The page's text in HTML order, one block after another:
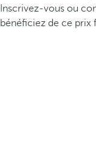
Inscrivez-vous ou
bénéficiez de ce prix